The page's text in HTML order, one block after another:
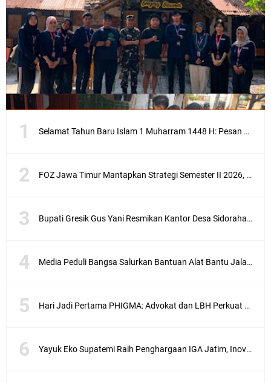
Selamat Tahun Baru Islam 1 Muharram 1448 H: Pesan Hijrah Drs. H. Husnul Aqib, M.M. untuk Negeri
FOZ Jawa Timur Mantapkan Strategi Semester II 2026, Fokus pada Penguatan SDM Amil dan Kolaborasi BerdampakNarasi
Bupati Gresik Gus Yani Resmikan Kantor Desa Sidoraharjo: Simbol Komitmen Pelayanan Publik dan Kepedulian Sosial
Media Peduli Bangsa Salurkan Bantuan Alat Bantu Jalan untuk Lansia
Hari Jadi Pertama PHIGMA: Advokat dan LBH Perkuat Soliditas di Jakarta
Yayuk Eko Supatemi Raih Penghargaan IGA Jatim, Inovasi Wayang Kulit untuk Anak Berkebutuhan Khusus